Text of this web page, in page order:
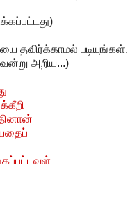
தவிர்க்காமல்
அறிய...)